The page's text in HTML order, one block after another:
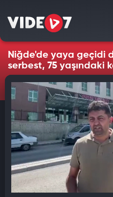
Niğde'de yaya geçidi
serbest, 75 yaşındaki
savaşında